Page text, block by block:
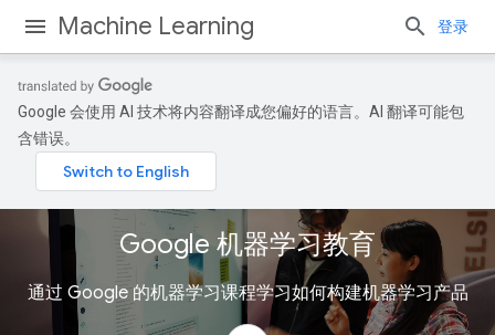
Machine Learning 登录
Google 会使用 AI 技术将内容翻译成您偏好的语言。AI 翻译可能包
含错误。